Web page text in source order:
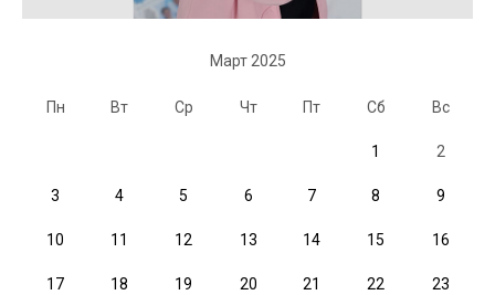
Март 2025
Пн Вт Ср Чт Пт Сб Вс
1 2
3 4 5 6 7 8 9
10 11 12 13 14 15 16
17 18 19 20 21 22 23